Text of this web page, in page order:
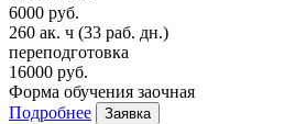
6000 руб.
260 ак. ч (33 раб. дн.)
переподготовка
16000 руб.
Форма обучения заочная
Подробнее
Заявка